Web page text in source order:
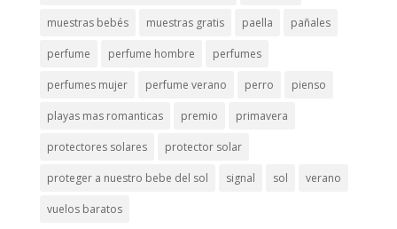
muestras bebés muestras gratis paella pañales
perfume perfume hombre perfumes
perfumes mujer perfume verano perro pienso
playas mas romanticas premio primavera
protectores solares protector solar
proteger a nuestro bebe del sol signal sol verano
vuelos baratos